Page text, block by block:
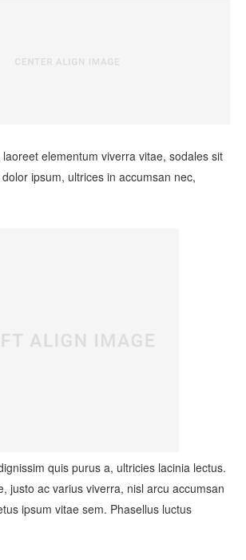
elementum viverra vitae, sodales sit
ipsum, ultrices in accumsan nec,
quis purus a, ultricies lacinia lectus.
justo ac varius viverra, nisl arcu accumsan
ipsum vitae sem. Phasellus luctus